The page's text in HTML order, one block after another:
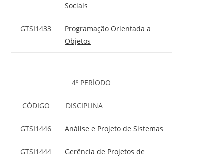
Sociais
GTSI1433
Programação Orientada a
Objetos
4º PERÍODO
CÓDIGO DISCIPLINA
GTSI1446 Análise e Projeto de Sistemas
GTSI1444
Gerência de Projetos de